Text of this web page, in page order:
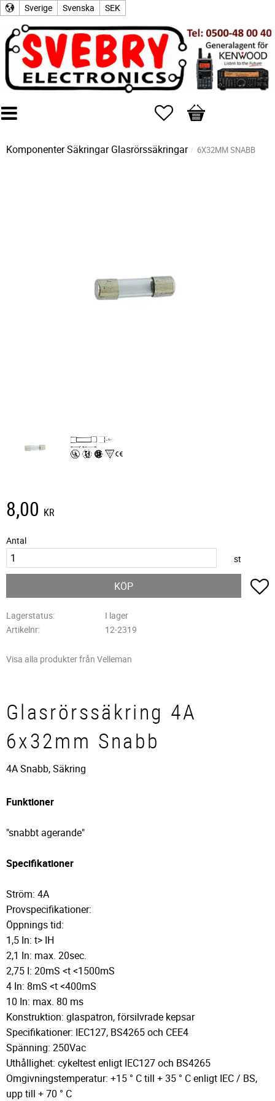
Sverige Svenska SEK
Favoriter
Kundvagn
KomponenterSäkringar Glasrörssäkringar 6X32MM SNABB
8,00 KR
Antal
st
KÖP
Lagerstatus
I lager
Artikelnr
12-2319
Visa alla produkter från Velleman
Glasrörssäkring 4A
6x32mm Snabb
4A Snabb, Säkring
Funktioner
"snabbt agerande"
Specifikationer
Ström: 4A
Provspecifikationer:
Öppnings tid:
1,5 In: t> IH
2,1 In: max. 20sec.
2,75 I: 20mS <t <1500mS
4 In: 8mS <t <400mS
10 In: max. 80 ms
Konstruktion: glaspatron, försilvrade kepsar
Specifikationer: IEC127, BS4265 och CEE4
Spänning: 250Vac
Uthållighet: cykeltest enligt IEC127 och BS4265
Omgivningstemperatur: +15 ° C till + 35 ° C enligt IEC / BS,
upp till + 70 ° C